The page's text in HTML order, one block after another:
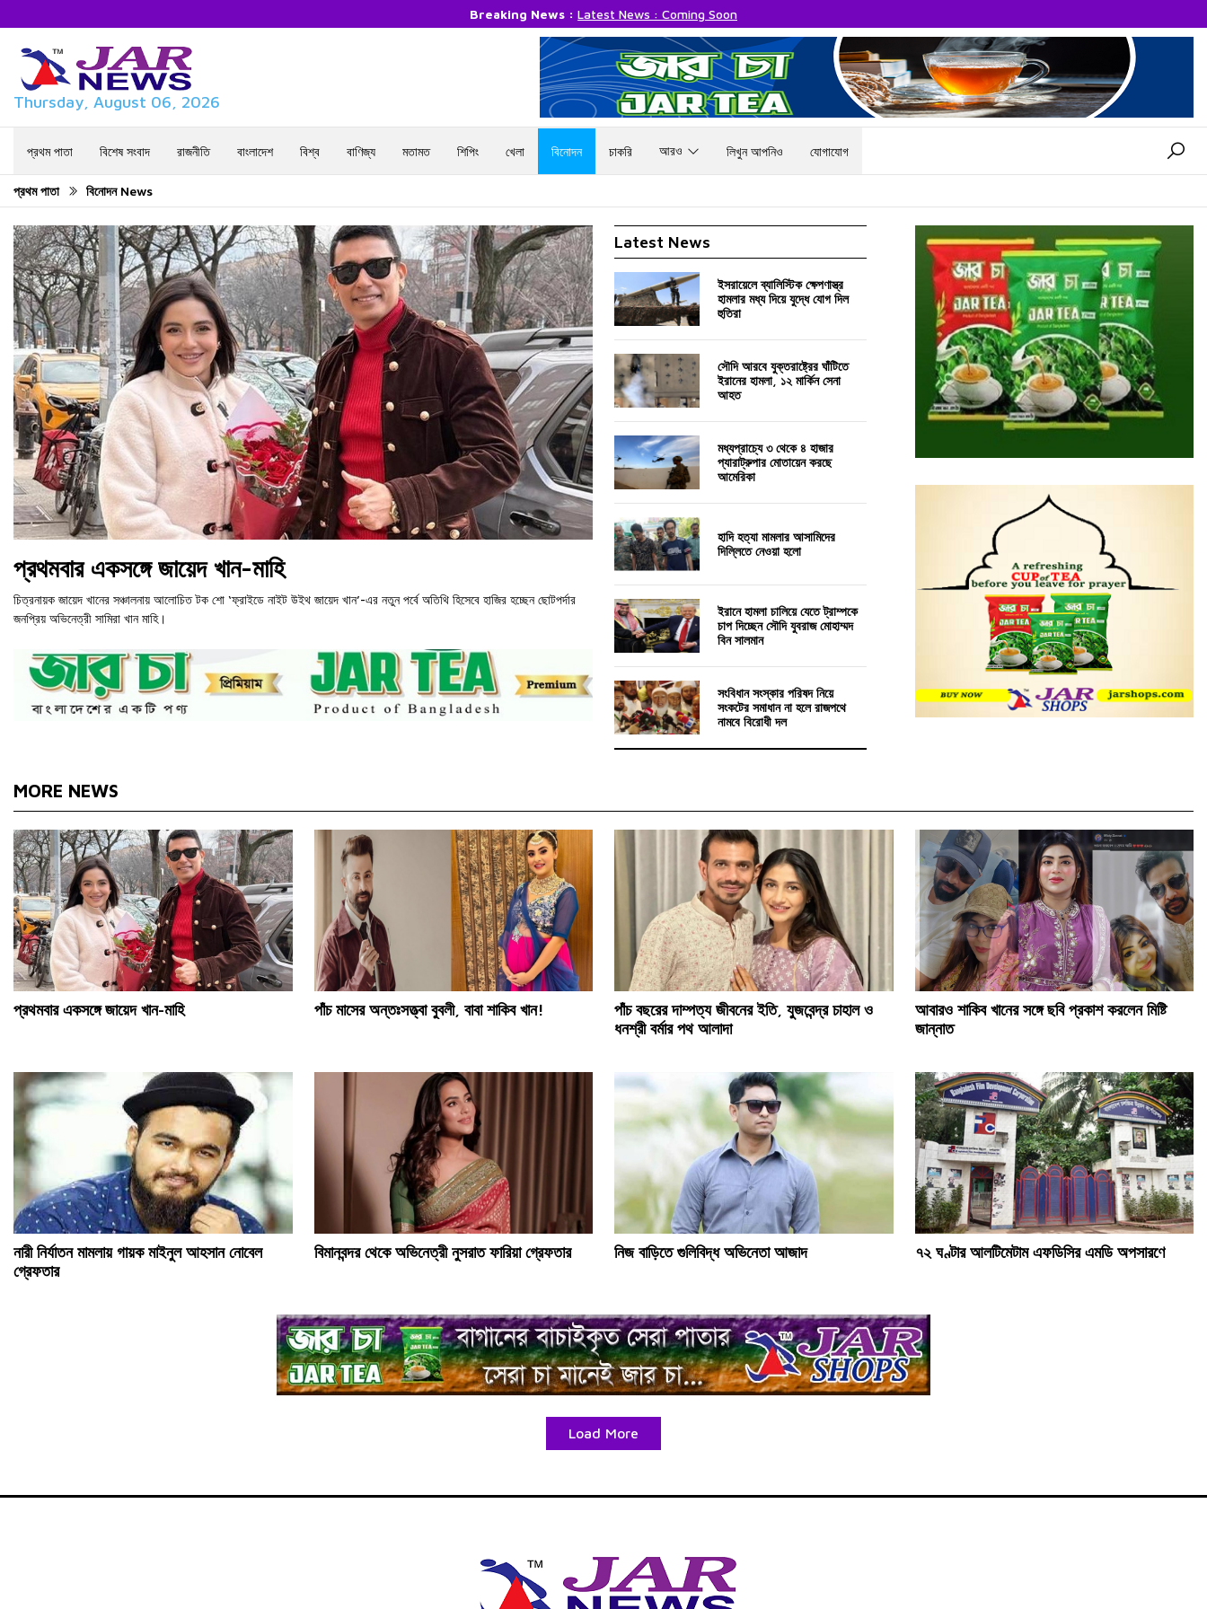
Breaking News : Latest News : Coming Soon
Thursday, August 06, 2026
প্রথম পাতা বিশেষ সংবাদ রাজনীতি বাংলাদেশ বিশ্ব বাণিজ্য মতামত শিপিং খেলা বিনোদন চাকরি আরও লিখুন আপনিও যোগাযোগ
প্রথম পাতা বিনোদন News
প্রথমবার একসঙ্গে জায়েদ খান-মাহি
চিত্রনায়ক জায়েদ খানের সঞ্চালনায় আলোচিত টক শো ‘ফ্রাইডে নাইট উইথ জায়েদ খান’-এর নতুন পর্বে অতিথি হিসেবে হাজির হচ্ছেন ছোটপর্দার
জনপ্রিয় অভিনেত্রী সামিরা খান মাহি।
Latest News
ইসরায়েলে ব্যালিস্টিক ক্ষেপণাস্ত্র
হামলার মধ্য দিয়ে যুদ্ধে যোগ দিল
হুতিরা
সৌদি আরবে যুক্তরাষ্ট্রের ঘাঁটিতে
ইরানের হামলা, ১২ মার্কিন সেনা
আহত
মধ্যপ্রাচ্যে ৩ থেকে ৪ হাজার
প্যারাট্রুপার মোতায়েন করছে
আমেরিকা
হাদি হত্যা মামলার আসামিদের
দিল্লিতে নেওয়া হলো
ইরানে হামলা চালিয়ে যেতে ট্রাম্পকে
চাপ দিচ্ছেন সৌদি যুবরাজ মোহাম্মদ
বিন সালমান
সংবিধান সংস্কার পরিষদ নিয়ে
সংকটের সমাধান না হলে রাজপথে
নামবে বিরোধী দল
MORE NEWS
প্রথমবার একসঙ্গে জায়েদ খান-মাহি পাঁচ মাসের অন্তঃসত্ত্বা বুবলী, বাবা শাকিব খান!
পাঁচ বছরের দাম্পত্য জীবনের ইতি, যুজবেন্দ্র চাহাল ও
ধনশ্রী বর্মার পথ আলাদা
আবারও শাকিব খানের সঙ্গে ছবি প্রকাশ করলেন মিষ্টি
জান্নাত
নারী নির্যাতন মামলায় গায়ক মাইনুল আহসান নোবেল
গ্রেফতার
বিমানবন্দর থেকে অভিনেত্রী নুসরাত ফারিয়া গ্রেফতার নিজ বাড়িতে গুলিবিদ্ধ অভিনেতা আজাদ ৭২ ঘণ্টার আলটিমেটাম এফডিসির এমডি অপসারণে
Load More